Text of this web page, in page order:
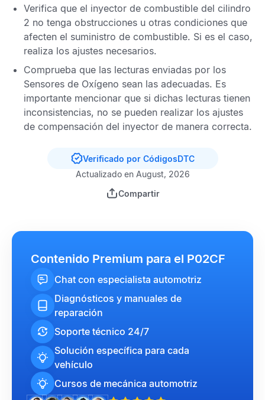
Verifica que el inyector de combustible del cilindro
2 no tenga obstrucciones u otras condiciones que
afecten el suministro de combustible. Si es el caso,
realiza los ajustes necesarios.
Comprueba que las lecturas enviadas por los
Sensores de Oxígeno sean las adecuadas. Es
importante mencionar que si dichas lecturas tienen
inconsistencias, no se pueden realizar los ajustes
de compensación del inyector de manera correcta.
Verificado por CódigosDTC
Actualizado en August, 2026
Compartir
Contenido Premium para el P02CF
Chat con especialista automotriz
Diagnósticos y manuales de
reparación
Soporte técnico 24/7
Solución específica para cada
vehículo
Cursos de mecánica automotriz